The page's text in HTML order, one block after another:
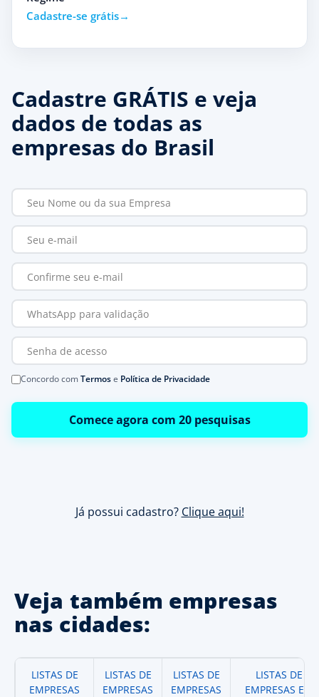
Cadastre-se grátis
Cadastre GRÁTIS e veja
dados de todas as
empresas do Brasil
Concordo comTermose Política de Privacidade
Comece agora com 20 pesquisas
Já possui cadastro? Clique aqui!
Veja também empresas
nas cidades:
LISTAS DE
EMPRESAS
LISTAS DE
EMPRESAS
LISTAS DE
EMPRESAS
LISTAS DE
EMPRESAS EM